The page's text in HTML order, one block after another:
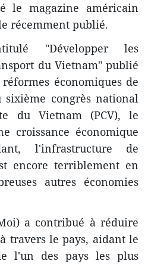
le magazine américain
récemment publié.
"Développer les
du Vietnam" publié
économiques de
sixième congrès national
du Vietnam (PCV), le
croissance économique
l'infrastructure de
encore terriblement en
autres économies
a contribué à réduire
travers le pays, aidant le
l'un des pays les plus